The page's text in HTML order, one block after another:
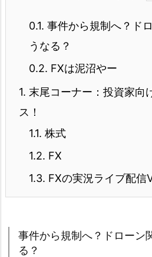
0.1. 事件から規制へ？ド
うなる？
0.2. FXは泥沼やー
1. 末尾コーナー：投資家向
ス！
1.1. 株式
1.2. FX
1.3. FXの実況ライブ配信
事件から規制へ？ドローン
る？